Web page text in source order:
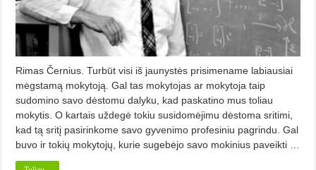
Rimas Černius. Turbūt visi iš jaunystės prisimename labiausiai
mėgstamą mokytoją. Gal tas mokytojas ar mokytoja taip
sudomino savo dėstomu dalyku, kad paskatino mus toliau
mokytis. O kartais uždegė tokiu susidomėjimu dėstoma sritimi,
kad tą sritį pasirin­ko­me savo gyvenimo profesiniu pagrin­du. Gal
buvo ir tokių mokytojų, kurie suge­bėjo savo mokinius paveikti …